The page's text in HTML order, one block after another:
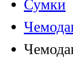
Сумки